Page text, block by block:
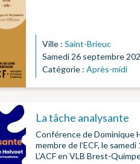
Ville : Saint-Brieuc
Samedi 26 septembre
Catégorie : Après-midi
La tâche analysante
Conférence de Dominique
membre de l’ECF, le
L’ACF en VLB Brest-